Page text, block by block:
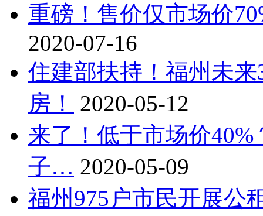
重磅！售价仅市场价
2020-07-16
住建部扶持！福州未
房！
2020-05-12
来了！低于市场价
子… 2020-05-09
福州975户市民开展公